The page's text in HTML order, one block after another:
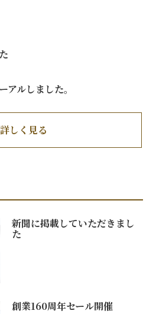
アルしました。
詳しく見る
新聞に掲載していただきまし
た
創業160周年セール開催